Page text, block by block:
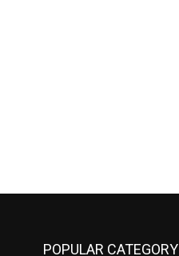
POPULAR CATEGORY